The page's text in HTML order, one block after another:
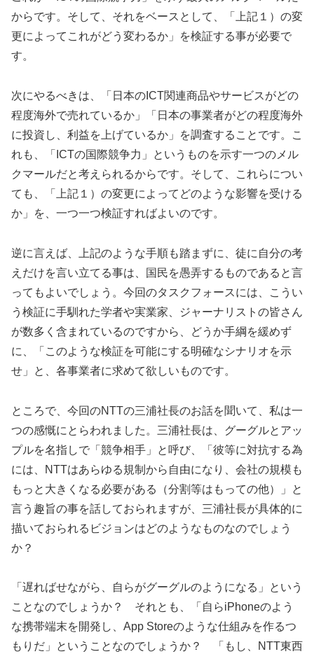
からです。そして、それをベースとして、「上記１）の変
更によってこれがどう変わるか」を検証する事が必要で
す。
次にやるべきは、「日本のICT関連商品やサービスがどの
程度海外で売れているか」「日本の事業者がどの程度海外
に投資し、利益を上げているか」を調査することです。こ
れも、「ICTの国際競争力」というものを示す一つのメル
クマールだと考えられるからです。そして、これらについ
ても、「上記１）の変更によってどのような影響を受ける
か」を、一つ一つ検証すればよいのです。
逆に言えば、上記のような手順も踏まずに、徒に自分の考
えだけを言い立てる事は、国民を愚弄するものであると言
ってもよいでしょう。今回のタスクフォースには、こうい
う検証に手馴れた学者や実業家、ジャーナリストの皆さん
が数多く含まれているのですから、どうか手綱を緩めず
に、「このような検証を可能にする明確なシナリオを示
せ」と、各事業者に求めて欲しいものです。
ところで、今回のNTTの三浦社長のお話を聞いて、私は一
つの感慨にとらわれました。三浦社長は、グーグルとアッ
プルを名指しで「競争相手」と呼び、「彼等に対抗する為
には、NTTはあらゆる規制から自由になり、会社の規模も
もっと大きくなる必要がある（分割等はもっての他）」と
言う趣旨の事を話しておられますが、三浦社長が具体的に
描いておられるビジョンはどのようなものなのでしょう
か？
「遅ればせながら、自らがグーグルのようになる」という
ことなのでしょうか？ それとも、「自らiPhoneのよう
な携帯端末を開発し、App Storeのような仕組みを作るつ
もりだ」ということなのでしょうか？ 「もし、NTT東西